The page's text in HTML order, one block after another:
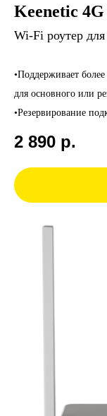
Keenetic 4G
Wi-Fi роутер
•Поддерживает
для основного или
•Резервирование
2 890 р.